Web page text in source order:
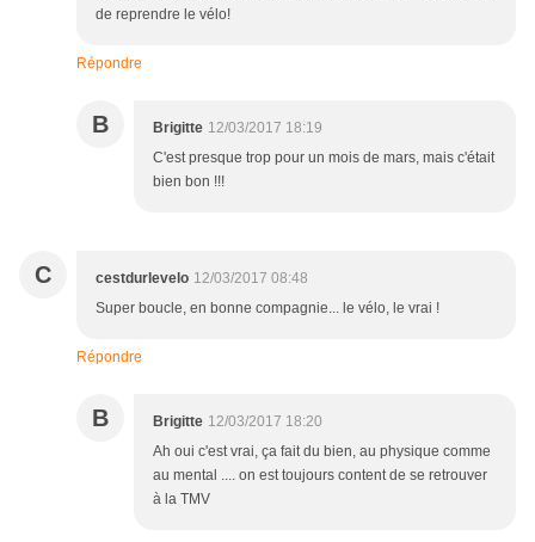
de reprendre le vélo!
Répondre
B Brigitte 12/03/2017 18:19
C'est presque trop pour un mois de mars, mais c'était
bien bon !!!
C cestdurlevelo 12/03/2017 08:48
Super boucle, en bonne compagnie... le vélo, le vrai !
Répondre
B Brigitte 12/03/2017 18:20
Ah oui c'est vrai, ça fait du bien, au physique comme
au mental .... on est toujours content de se retrouver
à la TMV